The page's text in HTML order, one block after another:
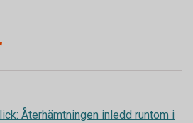
Återhämtningen inledd runtom i